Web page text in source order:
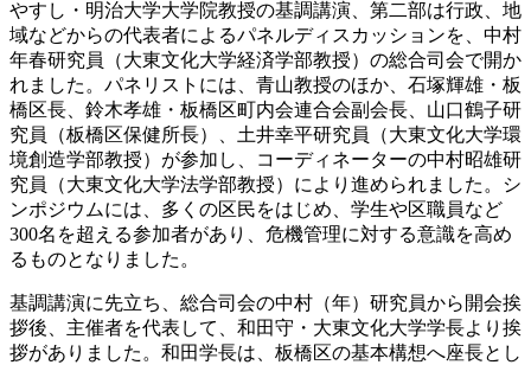
やすし・明治大学大学院教授の基調講演、第二部は行政、地
域などからの代表者によるパネルディスカッションを、中村
年春研究員（大東文化大学経済学部教授）の総合司会で開か
れました。パネリストには、青山教授のほか、石塚輝雄・板
橋区長、鈴木孝雄・板橋区町内会連合会副会長、山口鶴子研
究員（板橋区保健所長）、土井幸平研究員（大東文化大学環
境創造学部教授）が参加し、コーディネーターの中村昭雄研
究員（大東文化大学法学部教授）により進められました。シ
ンポジウムには、多くの区民をはじめ、学生や区職員など
300名を超える参加者があり、危機管理に対する意識を高め
るものとなりました。
基調講演に先立ち、総合司会の中村（年）研究員から開会挨
拶後、主催者を代表して、和田守・大東文化大学学長より挨
拶がありました。和田学長は、板橋区の基本構想へ座長とし